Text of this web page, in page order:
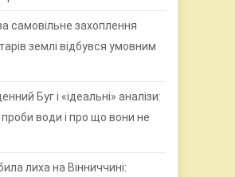
самовільне захоплення
землі відбувся умовним
Буг і «ідеальні» аналізи:
води і про що вони не
лиха на Вінниччині: